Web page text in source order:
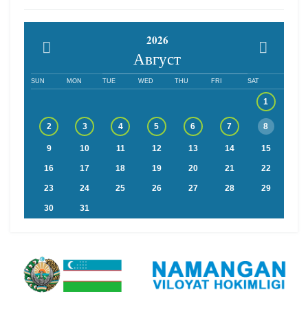
2026
Август
SUN MON TUE WED THU FRI SAT
1
2 3 4 5 6 7 8
9 10 11 12 13 14 15
16 17 18 19 20 21 22
23 24 25 26 27 28 29
30 31